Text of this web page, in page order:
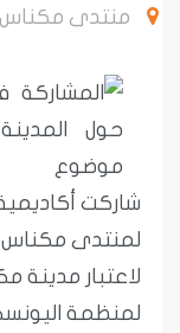
منتدى مكناس
شاركت أكاديمية
لمنتدى مكناس
لاعتبار مدينة
لمنظمة